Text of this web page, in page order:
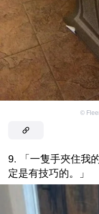
©
9. 「一隻手夾住我
定是有技巧的。」